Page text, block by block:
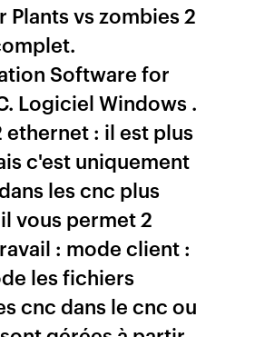
Plants vs zombies 2
Software for
Logiciel Windows .
ethernet : il est plus
c'est uniquement
les cnc plus
vous permet 2
: mode client :
les fichiers
cnc dans le cnc ou